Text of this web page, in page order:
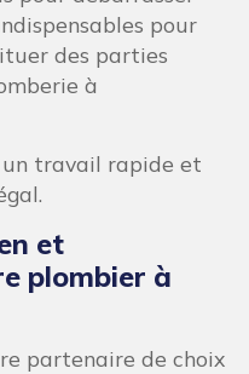
pour
des parties
à
travail rapide et
et
plombier à
partenaire de choix